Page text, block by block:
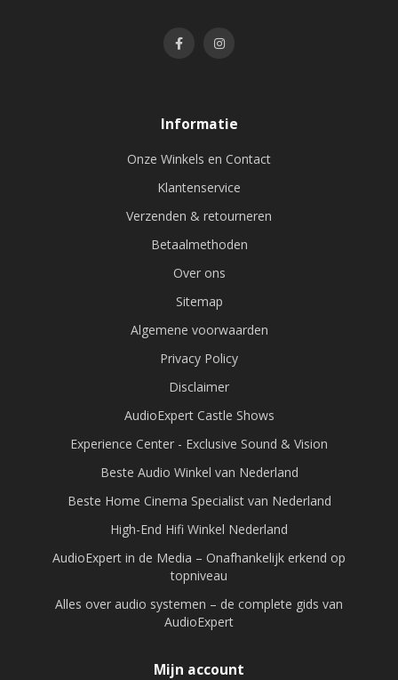
Informatie
Onze Winkels en Contact
Klantenservice
Verzenden & retourneren
Betaalmethoden
Over ons
Sitemap
Algemene voorwaarden
Privacy Policy
Disclaimer
AudioExpert Castle Shows
Experience Center - Exclusive Sound & Vision
Beste Audio Winkel van Nederland
Beste Home Cinema Specialist van Nederland
High-End Hifi Winkel Nederland
AudioExpert in de Media – Onafhankelijk erkend op
topniveau
Alles over audio systemen – de complete gids van
AudioExpert
Mijn account